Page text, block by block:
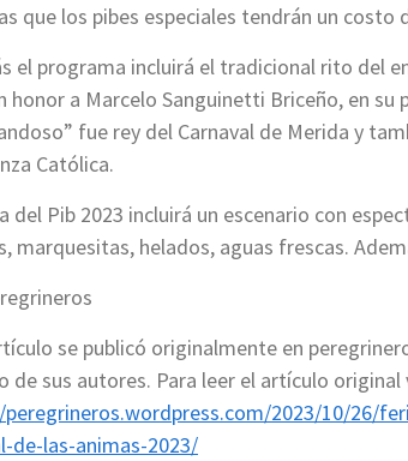
que los pibes especiales tendrán un costo
el programa incluirá el tradicional rito del
honor a Marcelo Sanguinetti Briceño, en
fue rey del Carnaval de Merida y
Católica.
del Pib 2023 incluirá un escenario con
marquesitas, helados, aguas frescas.
se publicó originalmente en
de sus autores. Para leer el artículo original
2023/10/26/
de-las-animas-2023/